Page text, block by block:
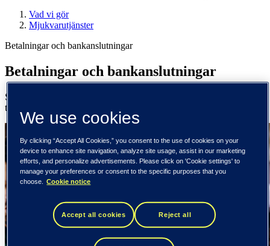
Vad vi gör
Mjukvarutjänster
Betalningar och bankanslutningar
Betalningar och bankanslutningar
Säkra och sammanlänkade betalningar i hela Norden – från system
till kund.
We use cookies
By clicking “Accept All Cookies,” you consent to the use of cookies on your
device to enhance site navigation, analyze site usage, assist in our marketing
efforts, and personalize advertisements. Please click on 'Cookie settings' to
manage your preferences or consent to the specific purposes that you
choose.
Cookie notice
Accept all cookies Reject all